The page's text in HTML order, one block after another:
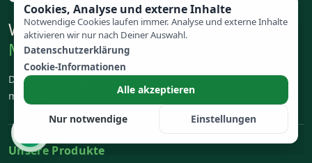
Cookies, Analyse und externe Inhalte
Notwendige Cookies laufen immer. Analyse und externe Inhalte
aktivieren wir nur nach Deiner Auswahl.
Datenschutzerklärung
Cookie-Informationen
Alle akzeptieren
Nur notwendige Einstellungen
Weniger Papier.
Mehr Zeit für das Wesentliche.
Digitale Lösungen, die Arbeit einfacher
machen.
Unsere Produkte